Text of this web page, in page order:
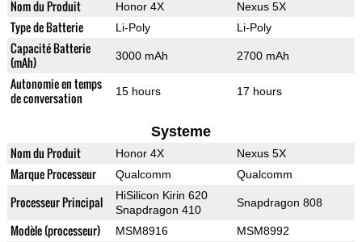
Nom du Produit Honor 4X Nexus 5X
Type de Batterie Li-Poly Li-Poly
Capacité Batterie
(mAh)
3000 mAh 2700 mAh
Autonomie en temps
de conversation
15 hours 17 hours
Systeme
Nom du Produit Honor 4X Nexus 5X
Marque Processeur Qualcomm Qualcomm
Processeur Principal
HiSilicon Kirin 620
Snapdragon 410
Snapdragon 808
Modèle (processeur) MSM8916 MSM8992